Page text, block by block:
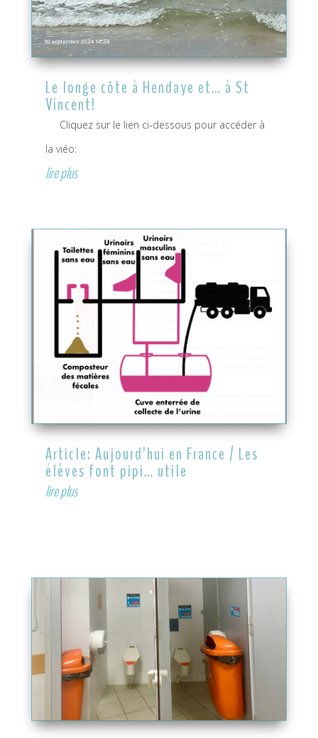
Le longe côte à Hendaye et… à St
Vincent!
Cliquez sur le lien ci-dessous pour accéder à
la viéo:
lire plus
Article: Aujourd’hui en France / Les
élèves font pipi… utile
lire plus